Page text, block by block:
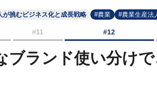
が挑むビジネス化と成長戦略 #農業 #農業生産法
#11 #12
ブランド使い分け